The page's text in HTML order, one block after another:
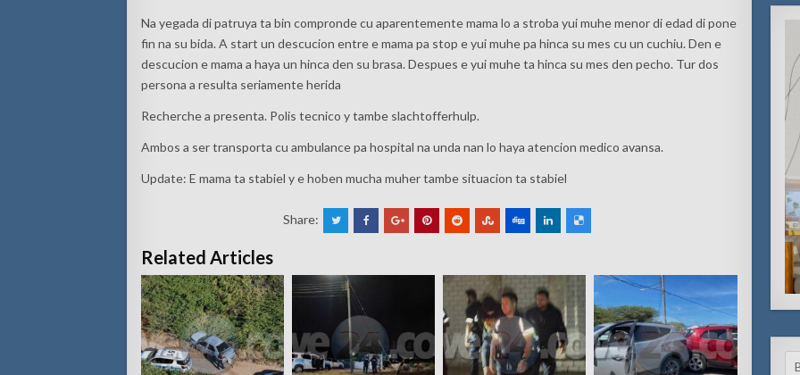
Na yegada di patruya ta bin compronde cu aparentemente mama lo a stroba yui muhe menor di edad di pone
fin na su bida. A start un descucion entre e mama pa stop e yui muhe pa hinca su mes cu un cuchiu. Den e
descucion e mama a haya un hinca den su brasa. Despues e yui muhe ta hinca su mes den pecho. Tur dos
persona a resulta seriamente herida
Recherche a presenta. Polis tecnico y tambe slachtofferhulp.
Ambos a ser transporta cu ambulance pa hospital na unda nan lo haya atencion medico avansa.
Update: E mama ta stabiel y e hoben mucha muher tambe situacion ta stabiel
Share:
Related Articles